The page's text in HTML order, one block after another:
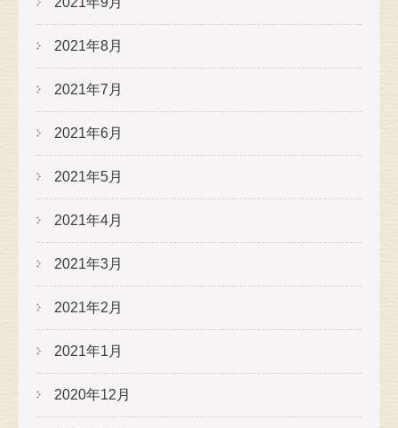
2021年8月
2021年7月
2021年6月
2021年5月
2021年4月
2021年3月
2021年2月
2021年1月
2020年12月